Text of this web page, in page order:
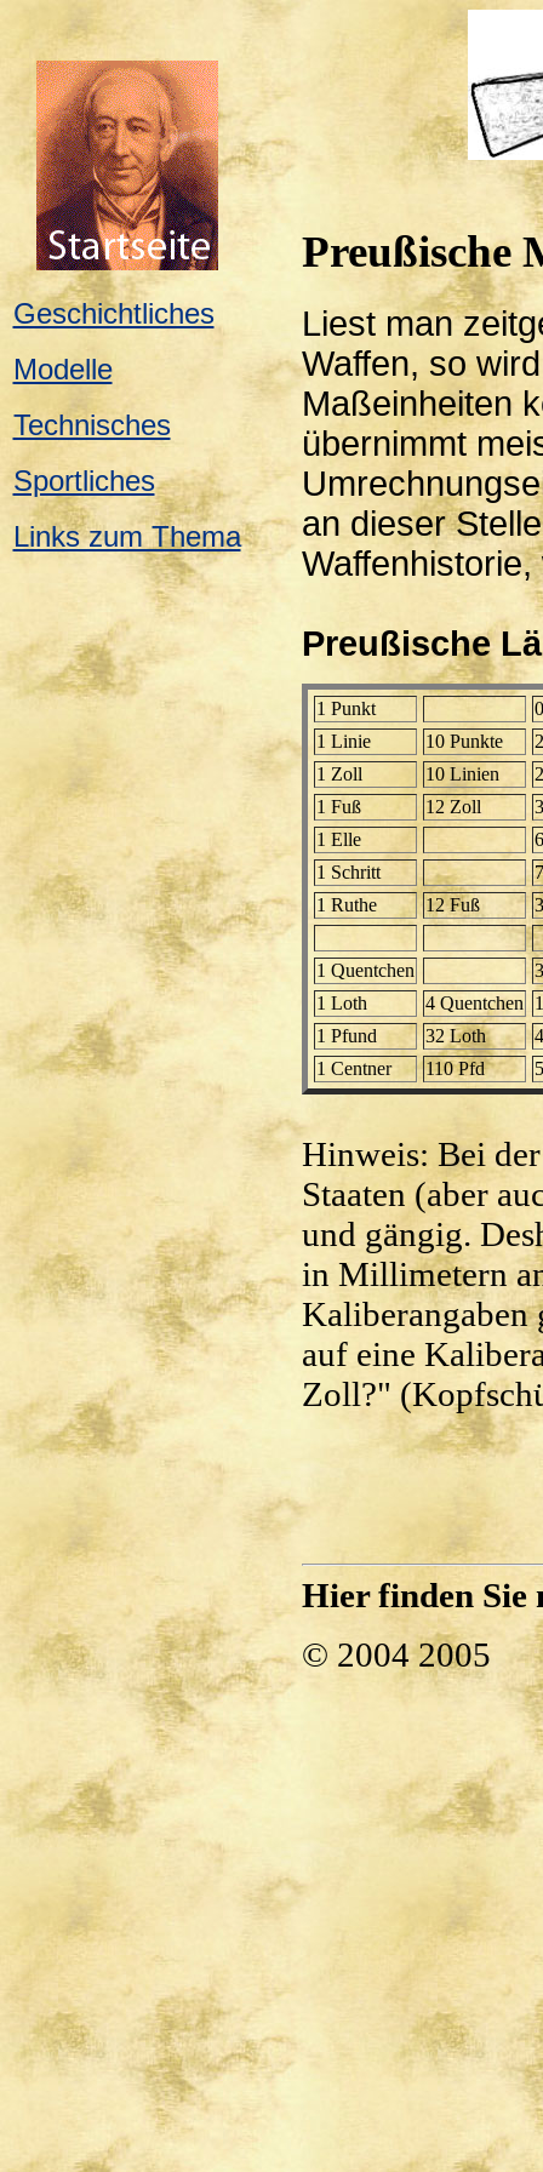
Geschichtliches
Modelle
Technisches
Sportliches
Links zum Thema
Preußische
Liest man
Waffen, so
Maßeinheiten
übernimmt
an dieser
Preußische
1 Punkt
1 Linie
10 Punkte
1 Zoll
10 Linien
1 Fuß
12 Zoll
1 Elle
1 Schritt
1 Ruthe
12 Fuß
1 Quentchen
1 Loth
4 Quentchen
1 Pfund
32 Loth
1 Centner
110 Pfd
Hinweis: Bei
Staaten (aber
und gängig.
in Millimetern
Kaliberangaben
auf eine
Zoll?"
Hier finden Sie
© 2004 2005